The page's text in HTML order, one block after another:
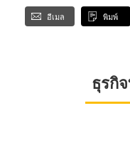
อีเมล พิมพ์
ธุรกิ